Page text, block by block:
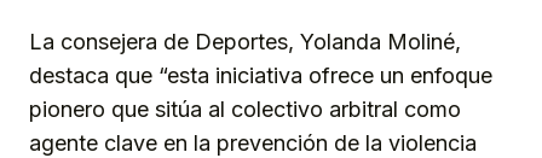
La consejera de Deportes, Yolanda Moliné,
destaca que “esta iniciativa ofrece un enfoque
pionero que sitúa al colectivo arbitral como
agente clave en la prevención de la violencia